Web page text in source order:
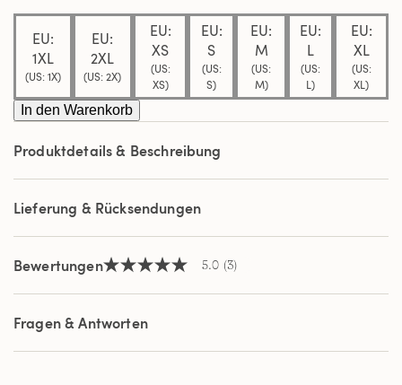
Bewertung.
Reviews.
Link
auf
derselben
Seite.
EU:
1XL
(US: 1X)
EU:
2XL
(US: 2X)
EU:
XS
(US:
XS)
EU:
S
(US:
S)
EU:
M
(US:
M)
EU:
L
(US:
L)
EU:
XL
(US:
XL)
In den Warenkorb
Produktdetails & Beschreibung
Lieferung & Rücksendungen
Bewertungen5.0
5
Sternen,
Durchschnittswert
Bewertung.
5.0 (3)
Fragen & Antworten